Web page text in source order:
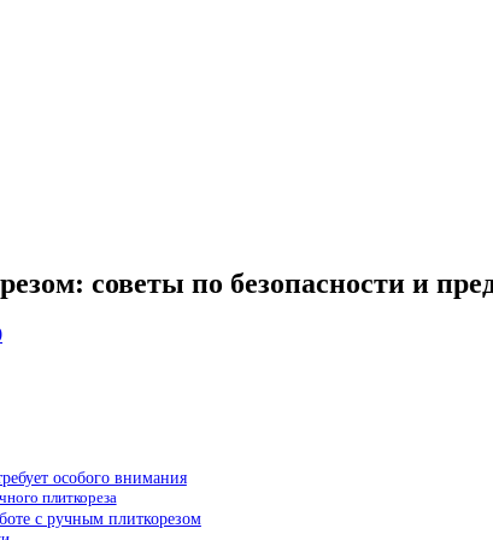
советы по безопасности и
особого внимания
плиткореза
с ручным плиткорезом